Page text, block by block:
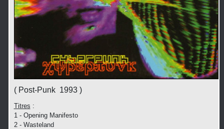
( Post-Punk 1993 )
Titres :
1 - Opening Manifesto
2 - Wasteland